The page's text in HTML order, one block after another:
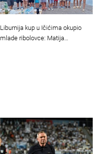
Liburnija kup u Ičićima okupio
mlade ribolovce: Matija…